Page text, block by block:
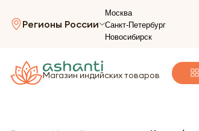
Регионы России
Москва
Санкт-Петербург
Новосибирск
Магазин индийских товаров